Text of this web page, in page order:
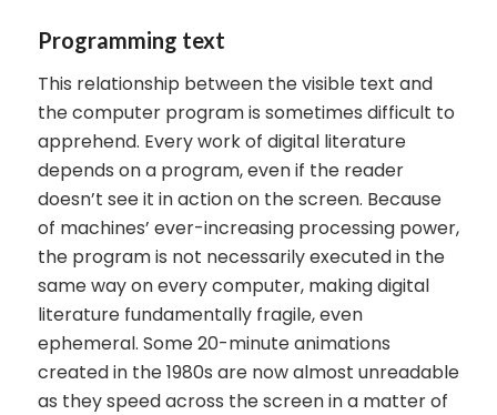
Programming text
This relationship between the visible text and
the computer program is sometimes difficult to
apprehend. Every work of digital literature
depends on a program, even if the reader
doesn’t see it in action on the screen. Because
of machines’ ever-increasing processing power,
the program is not necessarily executed in the
same way on every computer, making digital
literature fundamentally fragile, even
ephemeral. Some 20-minute animations
created in the 1980s are now almost unreadable
as they speed across the screen in a matter of